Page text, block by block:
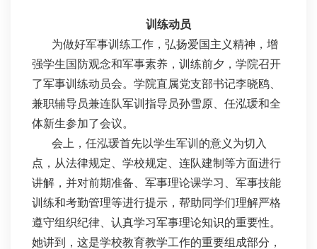
训练动员
为做好军事训练工作，弘扬爱国主义精神，增
强学生国防观念和军事素养，训练前夕，学院召开
了军事训练动员会。学院直属党支部书记李晓鸥、
兼职辅导员兼连队军训指导员孙雪原、任泓瑗和全
体新生参加了会议。
会上，任泓瑗首先以学生军训的意义为切入
点，从法律规定、学校规定、连队建制等方面进行
讲解，并对前期准备、军事理论课学习、军事技能
训练和考勤管理等进行提示，帮助同学们理解严格
遵守组织纪律、认真学习军事理论知识的重要性。
她讲到，这是学校教育教学工作的重要组成部分，